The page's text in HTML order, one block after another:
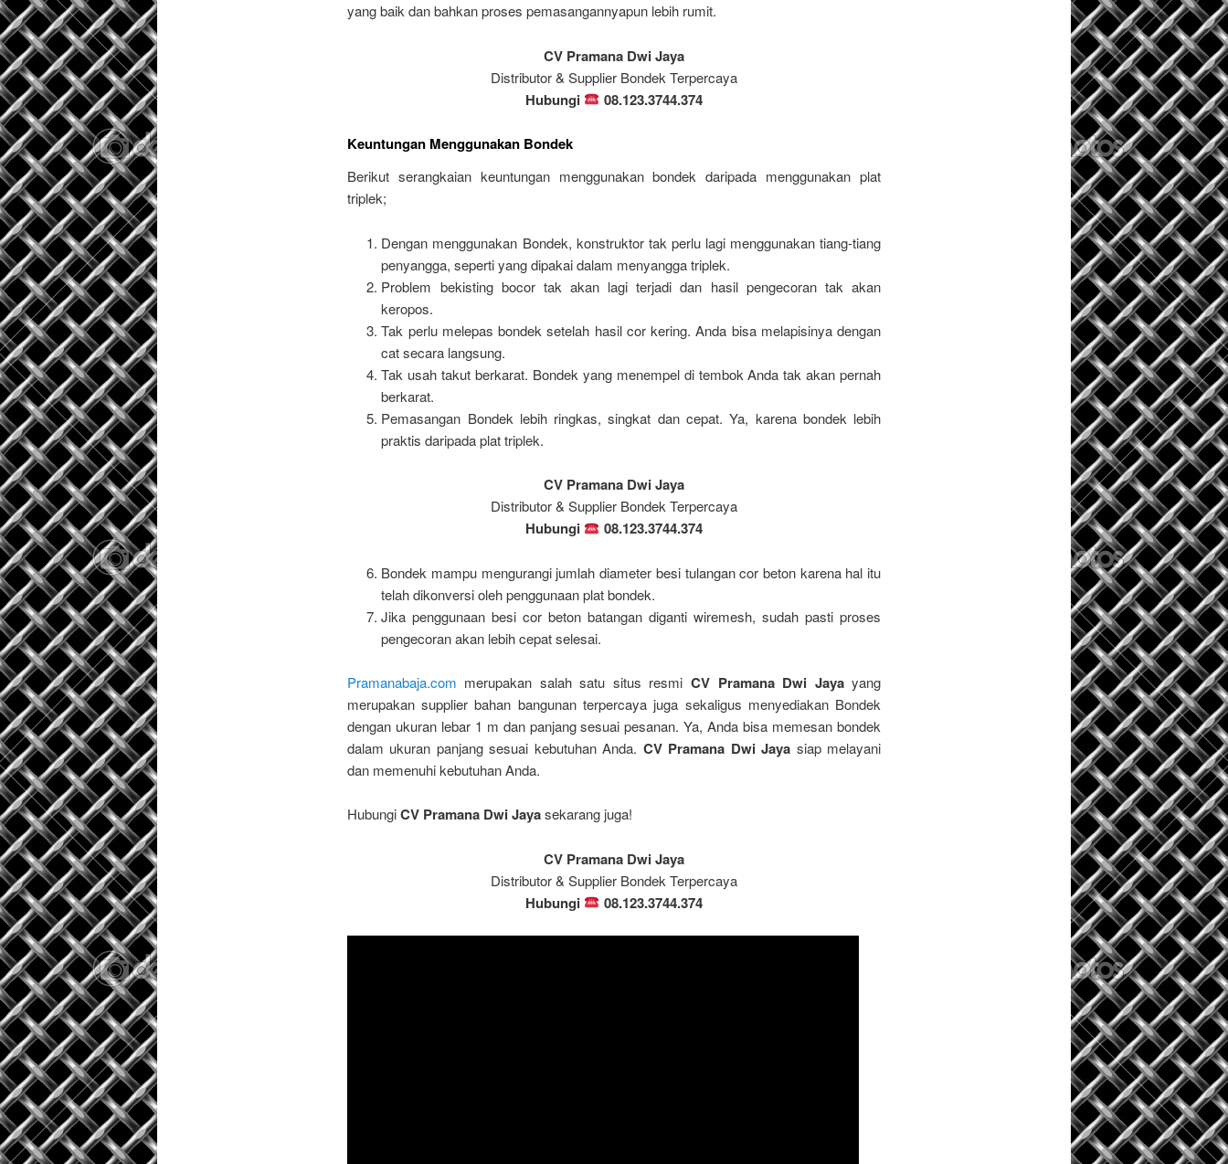
yang baik dan bahkan proses pemasangannyapun lebih rumit.
CV Pramana Dwi Jaya
Distributor & Supplier Bondek Terpercaya
Hubungi 08.123.3744.374
Keuntungan Menggunakan Bondek
Berikut serangkaian keuntungan menggunakan bondek daripada menggunakan plat
triplek;
Dengan menggunakan Bondek, konstruktor tak perlu lagi menggunakan tiang-tiang
penyangga, seperti yang dipakai dalam menyangga triplek.
Problem bekisting bocor tak akan lagi terjadi dan hasil pengecoran tak akan
keropos.
Tak perlu melepas bondek setelah hasil cor kering. Anda bisa melapisinya dengan
cat secara langsung.
Tak usah takut berkarat. Bondek yang menempel di tembok Anda tak akan pernah
berkarat.
Pemasangan Bondek lebih ringkas, singkat dan cepat. Ya, karena bondek lebih
praktis daripada plat triplek.
CV Pramana Dwi Jaya
Distributor & Supplier Bondek Terpercaya
Hubungi 08.123.3744.374
Bondek mampu mengurangi jumlah diameter besi tulangan cor beton karena hal itu
telah dikonversi oleh penggunaan plat bondek.
Jika penggunaan besi cor beton batangan diganti wiremesh, sudah pasti proses
pengecoran akan lebih cepat selesai.
Pramanabaja.com merupakan salah satu situs resmiCV Pramana Dwi Jayayang
merupakan supplier bahan bangunan terpercaya juga sekaligus menyediakan Bondek
dengan ukuran lebar 1 m dan panjang sesuai pesanan. Ya, Anda bisa memesan bondek
dalam ukuran panjang sesuai kebutuhan Anda. CV Pramana Dwi Jaya siap melayani
dan memenuhi kebutuhan Anda.
HubungiCV Pramana Dwi Jayasekarang juga!
CV Pramana Dwi Jaya
Distributor & Supplier Bondek Terpercaya
Hubungi 08.123.3744.374